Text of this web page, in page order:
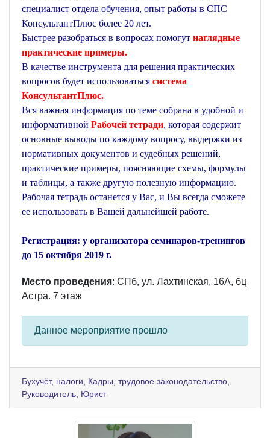
специалист отдела обучения, опыт работы в СПС
КонсультантПлюс более 20 лет.
Быстрее разобраться в вопросах помогут наглядные
практические примеры.
В качестве инструмента для решения практических
вопросов будет использоваться система
КонсультантПлюс.
Вся важная информация по теме собрана в удобной и
информативной Рабочей тетради, которая содержит
основные выводы по каждому вопросу, выдержки из
нормативных документов и судебных решений,
практические примеры, поясняющие схемы, формулы
и таблицы, а также другую полезную информацию.
Рабочая тетрадь останется у Вас, и Вы всегда сможете
ее использовать в Вашей дальнейшей работе.
Регистрация: у организатора семинаров-тренингов
до 15 октября 2019 г.
Место проведения: СПб, ул. Лахтинская, 16А, бц
Астра. 7 этаж
Данное мероприятие прошло
Бухучёт, налоги Кадры, трудовое законодательство
Руководитель Юрист